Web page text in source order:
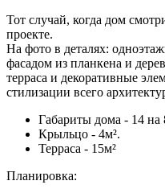
Тот случай, когда дом
проекте.
На фото в деталях:
фасадом из планкена и
терраса и декоративные
стилизации всего
Габариты дома - 14 на
Крыльцо - 4м².
Терраса - 15м²
Планировка: